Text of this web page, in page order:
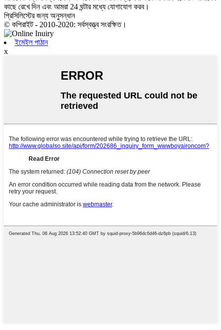
কাছে রেখে দিন এবং আমরা 24 ঘন্টার মধ্যে যোগাযোগ করব।
প্রিসিলিস্টের জন্য অনুসন্ধান
© কপিরাইট - 2010-2020: সর্বস্বত্ত্ব সংরক্ষিত।
ইমেইল পাঠান
x